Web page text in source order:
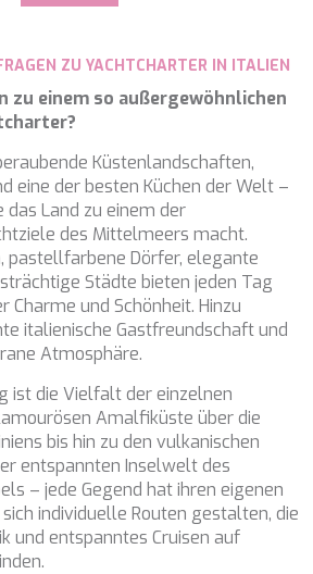
ZU YACHTCHARTER IN ITALIEN
zu einem so außergewöhnlichen
Küstenlandschaften,
eine der besten Küchen der Welt –
das Land zu einem der
des Mittelmeers macht.
pastellfarbene Dörfer, elegante
Städte bieten jeden Tag
Charme und Schönheit. Hinzu
italienische Gastfreundschaft und
Atmosphäre.
ist die Vielfalt der einzelnen
Amalfiküste über die
bis hin zu den vulkanischen
entspannten Inselwelt des
– jede Gegend hat ihren eigenen
individuelle Routen gestalten, die
und entspanntes Cruisen auf